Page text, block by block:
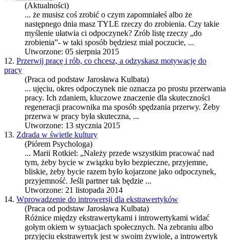
(Aktualności)
... że musisz coś zrobić o czym zapomniałeś albo że
następnego dnia masz TYLE rzeczy do zrobienia. Czy takie
myślenie ułatwia ci odpoczynek? Zrób listę rzeczy „do
zrobienia”- w taki sposób będziesz miał poczucie, ...
Utworzone: 05 sierpnia 2015
12. Przerwij pracę i rób, co chcesz, a odzyskasz motywację do
pracy
(Praca od podstaw Jarosława Kulbata)
... ujęciu, okres odpoczynek nie oznacza po prostu przerwania
pracy. Ich zdaniem, kluczowe znaczenie dla skuteczności
regeneracji pracownika ma sposób spędzania przerwy. Żeby
przerwa w pracy była skuteczna, ...
Utworzone: 13 stycznia 2015
13. Zdrada w świetle kultury
(Piórem Psychologa)
... Marii Rotkiel: „Należy przede wszystkim pracować nad
tym, żeby bycie w związku było bezpieczne, przyjemne,
bliskie, żeby bycie razem było kojarzone jako odpoczynek,
przyjemność. Jeśli partner tak będzie ...
Utworzone: 21 listopada 2014
14. Wprowadzenie do introwersji dla ekstrawertyków
(Praca od podstaw Jarosława Kulbata)
Różnice między ekstrawertykami i introwertykami widać
gołym okiem w sytuacjach społecznych. Na zebraniu albo
przyjęciu ekstrawertyk jest w swoim żywiole, a introwertyk